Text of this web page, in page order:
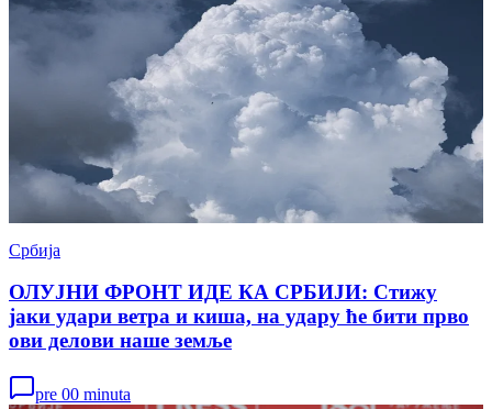
Србија
ОЛУЈНИ ФРОНТ ИДЕ КА СРБИЈИ: Стижу
јаки удари ветра и киша, на удару ће бити прво
ови делови наше земље
pre 00 minuta